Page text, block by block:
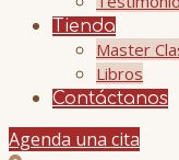
Tienda
Master
Libros
Contáctanos
Agenda una cita